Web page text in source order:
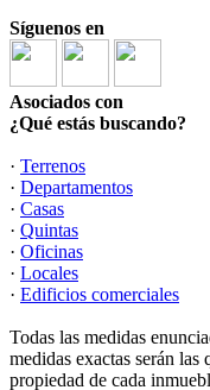
Síguenos en
Asociados con
¿Qué estás buscando?
· Terrenos
· Departamentos
· Casas
· Quintas
· Oficinas
· Locales
· Edificios comerciales
Todas las medidas
medidas exactas serán
propiedad de cada